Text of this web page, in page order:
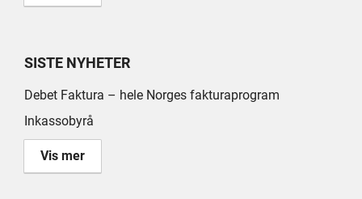
SISTE NYHETER
Debet Faktura – hele Norges fakturaprogram
Inkassobyrå
Vis mer